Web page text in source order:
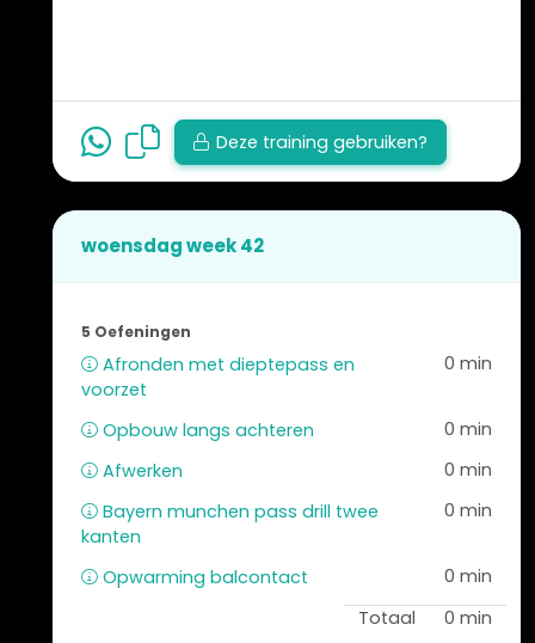
Deze training gebruiken?
woensdag week 42
5 Oefeningen
Afronden met dieptepass en
voorzet
0 min
Opbouw langs achteren
0 min
Afwerken
0 min
Bayern munchen pass drill twee
kanten
0 min
Opwarming balcontact
0 min
Totaal
0 min